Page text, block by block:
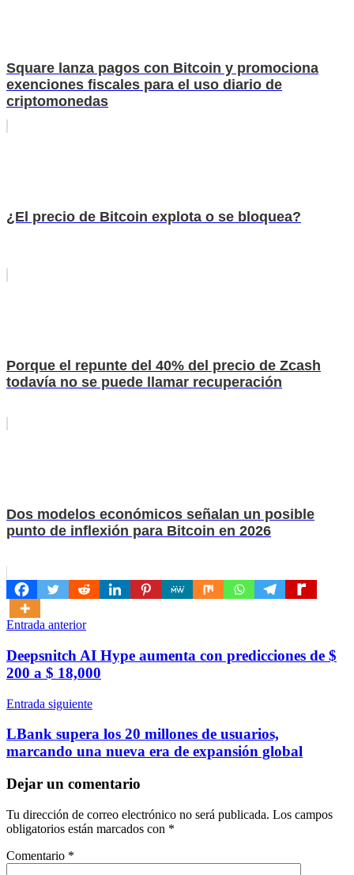
Square lanza pagos con Bitcoin y promociona
exenciones fiscales para el uso diario de
criptomonedas
¿El precio de Bitcoin explota o se bloquea?
Porque el repunte del 40% del precio de Zcash
todavía no se puede llamar recuperación
Dos modelos económicos señalan un posible
punto de inflexión para Bitcoin en 2026
Navegación
de
entradas
Entrada anterior
Deepsnitch AI Hype aumenta con predicciones de $
200 a $ 18,000
Entrada siguiente
LBank supera los 20 millones de usuarios,
marcando una nueva era de expansión global
Dejar un comentario
Tu dirección de correo electrónico no será publicada. Los campos
obligatorios están marcados con *
Comentario *